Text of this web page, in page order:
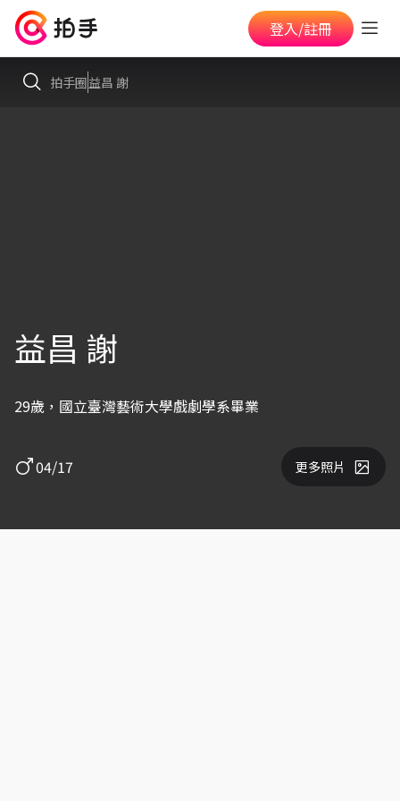
登入/註冊
拍手圈益昌 謝
益昌 謝
29歲，國立臺灣藝術大學戲劇學系畢業
04/17 更多照片